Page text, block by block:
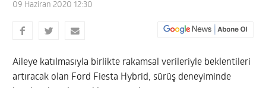
09 Haziran 2020 12:30
Aileye katılmasıyla birlikte rakamsal verileriyle beklentileri
artıracak olan Ford Fiesta Hybrid, sürüş deneyiminde